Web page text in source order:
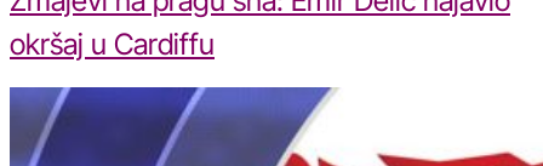
okršaj u Cardiffu